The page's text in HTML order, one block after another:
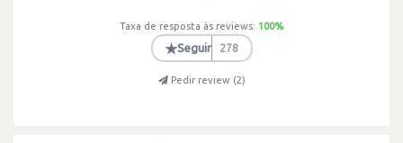
Taxa de resposta às reviews: 100%
★Seguir 278
Pedir review (2)